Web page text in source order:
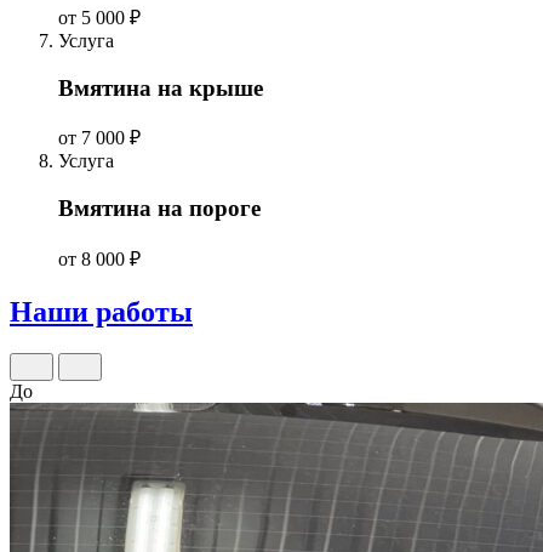
от 5 000 ₽
Услуга
Вмятина на крыше
от 7 000 ₽
Услуга
Вмятина на пороге
от 8 000 ₽
Наши работы
До